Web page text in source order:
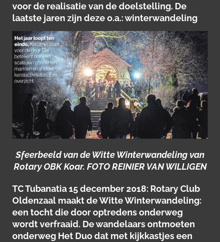
voor de realisatie van de doelstelling. De
laatste jaren zijn deze o.a.: winterwandeling
Sfeerbeeld van de Witte Winterwandeling van
Rotary OBK Koar. FOTO REINIER VAN WILLIGEN
TC Tubanatia 15 december 2018: Rotary Club
Oldenzaal maakt de Witte Winterwandeling:
een tocht die door optredens onderweg
wordt verfraaid. De wandelaars ontmoeten
onderweg Het Duo dat met kijkkastjes een